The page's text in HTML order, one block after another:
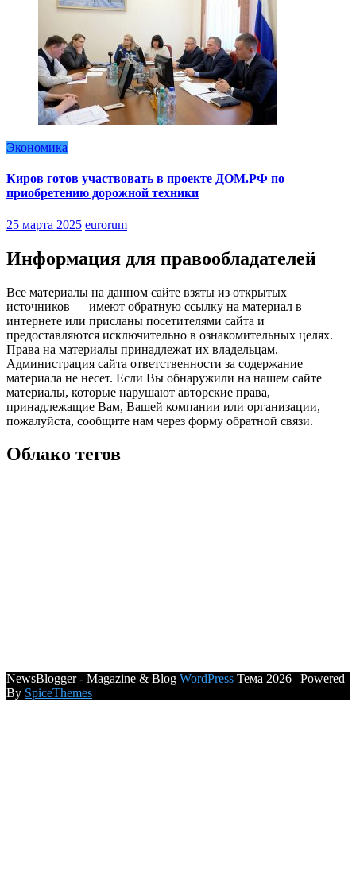
Экономика
Киров готов участвовать в проекте ДОМ.РФ по
приобретению дорожной техники
25 марта 2025 eurorum
Информация для правообладателей
Все материалы на данном сайте взяты из открытых
источников — имеют обратную ссылку на материал в
интернете или присланы посетителями сайта и
предоставляются исключительно в ознакомительных целях.
Права на материалы принадлежат их владельцам.
Администрация сайта ответственности за содержание
материала не несет. Если Вы обнаружили на нашем сайте
материалы, которые нарушают авторские права,
принадлежащие Вам, Вашей компании или организации,
пожалуйста, сообщите нам через форму обратной связи.
Облако тегов
NewsBlogger - Magazine & Blog WordPress Тема 2026 | Powered
By SpiceThemes